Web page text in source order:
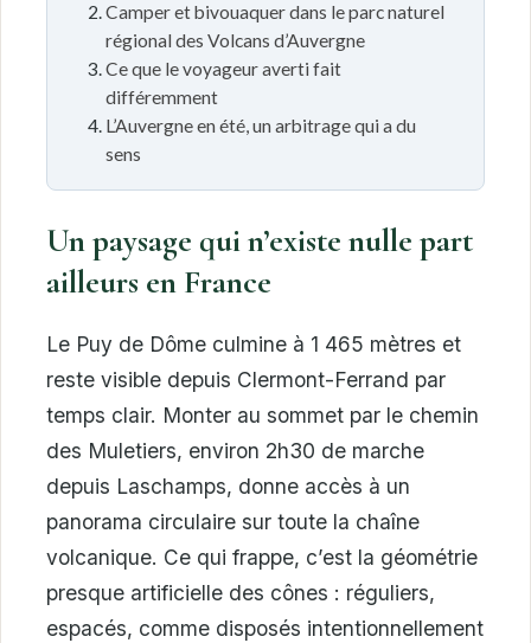
Camper et bivouaquer dans le parc naturel
régional des Volcans d’Auvergne
Ce que le voyageur averti fait
différemment
L’Auvergne en été, un arbitrage qui a du
sens
Un paysage qui n’existe nulle part
ailleurs en France
Le Puy de Dôme culmine à 1 465 mètres et
reste visible depuis Clermont-Ferrand par
temps clair. Monter au sommet par le chemin
des Muletiers, environ 2h30 de marche
depuis Laschamps, donne accès à un
panorama circulaire sur toute la chaîne
volcanique. Ce qui frappe, c’est la géométrie
presque artificielle des cônes : réguliers,
espacés, comme disposés intentionnellement